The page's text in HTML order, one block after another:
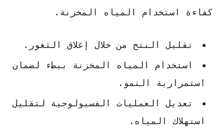
كفاءة استخدام المياه المخزنة.
تقليل النتح من خلال إغلاق الثغور.
استخدام المياه المخزنة ببطء لضمان
استمرارية النمو.
تعديل العمليات الفسيولوجية لتقليل
استهلاك المياه.